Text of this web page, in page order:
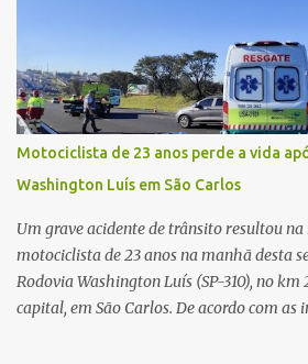
ser realizados. Dias depois, o golpista
PDF simulando uma comunicação
Na sequência, entrou em contato por
link, orientando a vítima a acessá-lo pelo
concluir a suposta atualização cadastral.
procedimento, a conta bancária ficou
horas. Sem conseguir acessar o sistema, a
novamente contato com o suposto
resposta. Na segunda-fe...
Motociclista de 23 anos perde a vida
Washington Luís em São Carlos
Um grave acidente de trânsito resultou
motociclista de 23 anos na manhã desta
Rodovia Washington Luís (SP-310), no
capital, em São Carlos. De acordo com as